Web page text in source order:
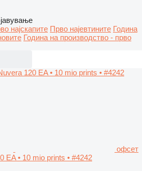
најскапите Прво најевтините Година
Година на производство - прво
офсет
• 10 mio prints • #4242